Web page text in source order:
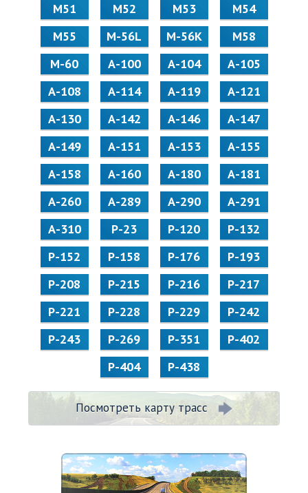
М51
М52 М53
М54
М55
M-56L M-56K
М58
M-60
А-100 А-104
А-105
А-108
А-114 А-119
А-121
А-130
А-142 А-146
А-147
А-149
А-151 А-153
А-155
А-158
А-160 А-180
А-181
А-260
А-289 А-290
А-291
А-310
Р-23 Р-120
Р-132
Р-152
Р-158 Р-176
Р-193
Р-208
Р-215 Р-216
Р-217
Р-221
Р-228 Р-229
Р-242
Р-243
Р-269 Р-351
Р-402
Р-404
Р-438
Посмотреть карту трасс